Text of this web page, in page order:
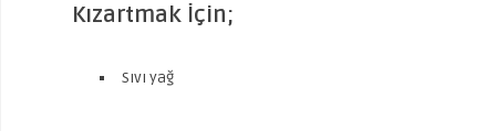
Kızartmak İçin;
Sıvı yağ